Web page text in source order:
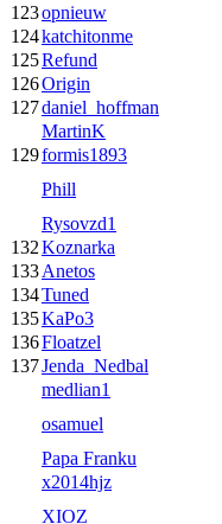
123opnieuw
124katchitonme
125Refund
126Origin
127daniel_hoffman
MartinK
129formis1893
Phill
Rysovzd1
132Koznarka
133Anetos
134Tuned
135KaPo3
136Floatzel
137Jenda_Nedbal
medlian1
osamuel
Papa Franku
x2014hjz
XIOZ